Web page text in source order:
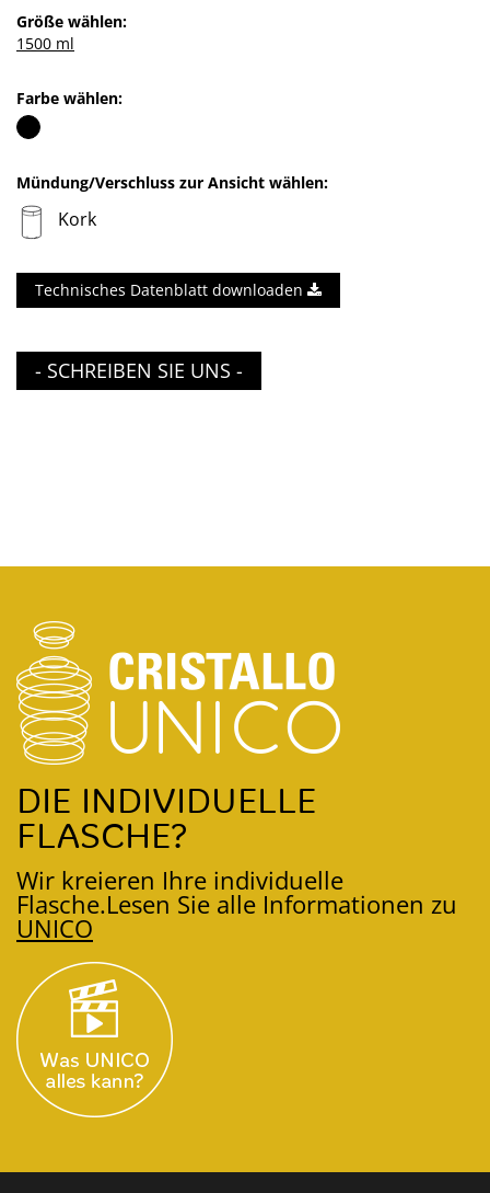
Größe wählen:
1500 ml
Farbe wählen:
Mündung/Verschluss zur Ansicht wählen:
Kork
Technisches Datenblatt downloaden
- SCHREIBEN SIE UNS -
DIE INDIVIDUELLE
FLASCHE?
Wir kreieren Ihre individuelle
Flasche.Lesen Sie alle Informationen zu
UNICO